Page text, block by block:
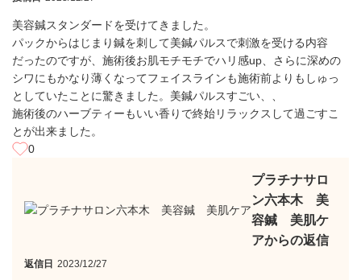
美容鍼スタンダードを受けてきました。
パックからはじまり鍼を刺して美鍼パルスで刺激を受ける内容
だったのですが、施術後お肌モチモチでハリ感up、さらに深めの
シワにもかなり薄くなってフェイスラインも施術前よりもしゅっ
としていたことに驚きました。美鍼パルスすごい、、
施術後のハーブティーもいい香りで終始リラックスして過ごすこ
とが出来ました。
0
プラチナサロ
ン六本木 美
容鍼 美肌ケ
アからの返信
返信日 2023/12/27